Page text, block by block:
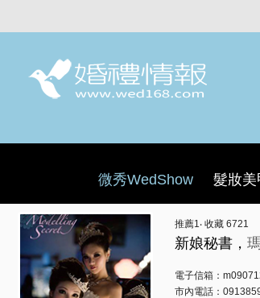
微秀WedShow 髮妝美
推薦1‧ 收藏 6721
新娘秘書，
電子信箱：
市內電話：